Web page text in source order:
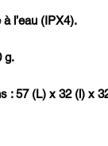
l’eau (IPX4).
g.
: 57 (L) x 32 (l) x